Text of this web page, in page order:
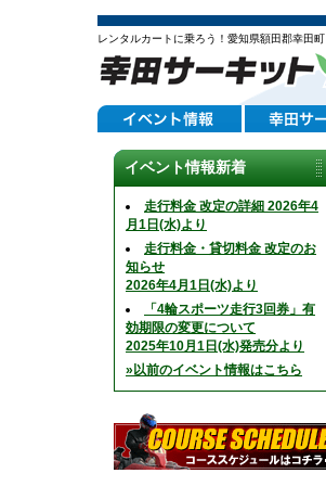
レンタルカートに乗ろう！愛知県額田郡幸田町
イベント情報新着
走行料金 改定の詳細 2026年4
月1日(水)より
走行料金・貸切料金 改定のお
知らせ
2026年4月1日(水)より
「4輪スポーツ走行3回券」有
効期限の変更について
2025年10月1日(水)発売分より
»以前のイベント情報はこちら